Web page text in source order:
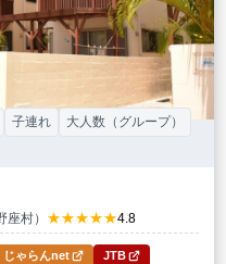
村） ★★★★★4.8
子連れ 大人数（グループ）
じゃらんnet JTB